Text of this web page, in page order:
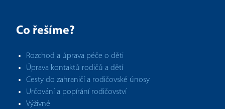
Co řešíme?
Rozchod a úprava péče o děti
Úprava kontaktů rodičů a dětí
Cesty do zahraničí a rodičovské únosy
Určování a popírání rodičovství
Výživné